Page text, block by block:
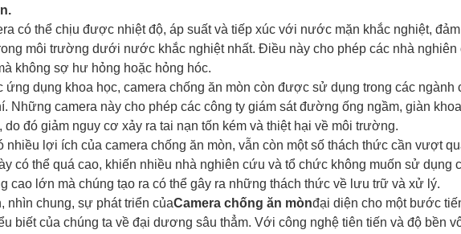
có thể chịu được nhiệt độ, áp suất và tiếp xúc với nước mặn khắc nghiệt,
môi trường dưới nước khắc nghiệt nhất. Điều này cho phép các nhà
không sợ hư hỏng hoặc hỏng hóc.
ứng dụng khoa học, camera chống ăn mòn còn được sử dụng trong các
Những camera này cho phép các công ty giám sát đường ống ngầm, giàn
do đó giảm nguy cơ xảy ra tai nạn tốn kém và thiệt hại về môi trường.
nhiều lợi ích của camera chống ăn mòn, vẫn còn một số thách thức cần vượt
có thể quá cao, khiến nhiều nhà nghiên cứu và tổ chức không muốn sử dụng
cao lớn mà chúng tạo ra có thể gây ra những thách thức về lưu trữ và xử lý.
nhìn chung, sự phát triển củaCamera chống ăn mònđại diện cho một bước
biết của chúng ta về đại dương sâu thẳm. Với công nghệ tiên tiến và độ bền